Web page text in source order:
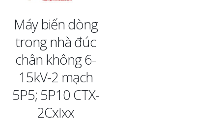
Máy biến dòng
trong nhà đúc
chân không 6-
15kV-2 mạch
5P5; 5P10 CTX-
2CxIxx